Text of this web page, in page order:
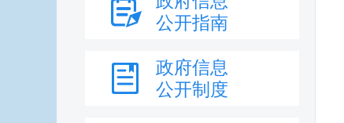
公开指南
政府信息
公开制度